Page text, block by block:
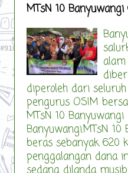
MTsN 10
diperoleh dari
pengurus OSIM
MTsN 10
Banyuwangi.MTsN
beras sebanyak 620
penggalangan dana